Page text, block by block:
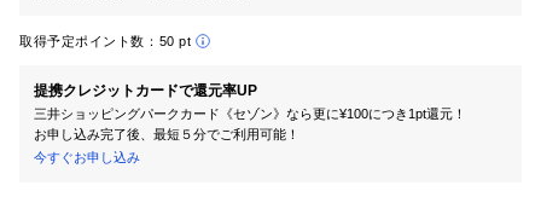
取得予定ポイント数： 50 pt
提携クレジットカードで還元率UP
三井ショッピングパークカード《セゾン》なら更に¥100につき1pt還元！
お申し込み完了後、最短５分でご利用可能！
今すぐお申し込み